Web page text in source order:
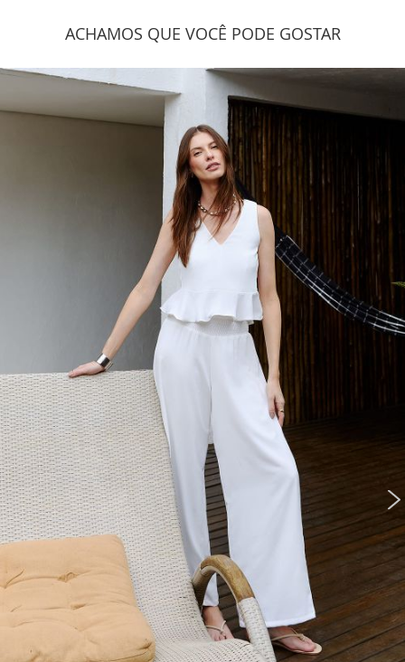
ACHAMOS QUE VOCÊ PODE GOSTAR